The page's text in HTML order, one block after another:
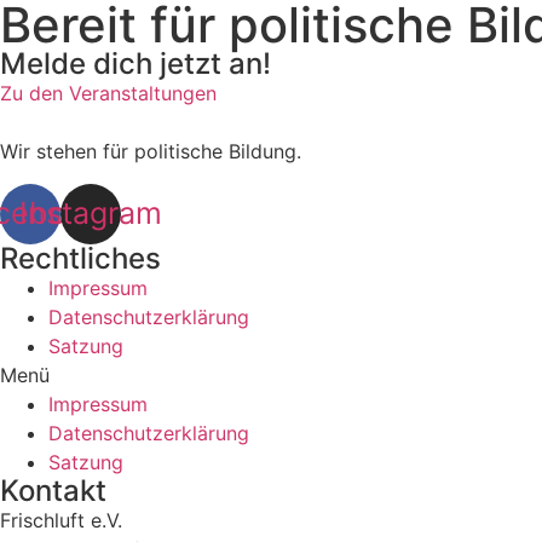
Bereit für politische
Melde dich jetzt an!
Zu den Veranstaltungen
Wir stehen für politische Bildung.
Instagram
Rechtliches
Impressum
Datenschutzerklärung
Satzung
Menü
Impressum
Datenschutzerklärung
Satzung
Kontakt
Frischluft e.V.